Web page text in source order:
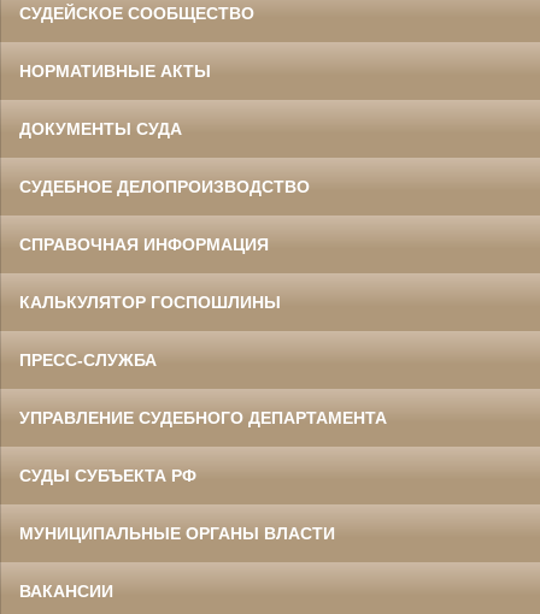
СУДЕЙСКОЕ СООБЩЕСТВО
НОРМАТИВНЫЕ АКТЫ
ДОКУМЕНТЫ СУДА
СУДЕБНОЕ ДЕЛОПРОИЗВОДСТВО
СПРАВОЧНАЯ ИНФОРМАЦИЯ
КАЛЬКУЛЯТОР ГОСПОШЛИНЫ
ПРЕСС-СЛУЖБА
УПРАВЛЕНИЕ СУДЕБНОГО ДЕПАРТАМЕНТА
СУДЫ СУБЪЕКТА РФ
МУНИЦИПАЛЬНЫЕ ОРГАНЫ ВЛАСТИ
ВАКАНСИИ